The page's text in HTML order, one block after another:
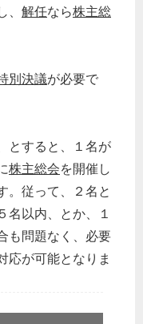
解任なら株主総
別決議が必要で
とすると、１名が
株主総会を開催し
。従って、２名と
名以内、とか、１
も問題なく、必要
応が可能となりま